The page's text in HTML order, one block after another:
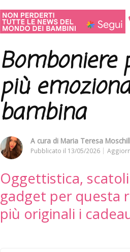
Bomboniere
più
bambina
A cura di Maria Teresa
Pubblicato il 13/05/2026
Oggettistica,
gadget per questa
più originali i